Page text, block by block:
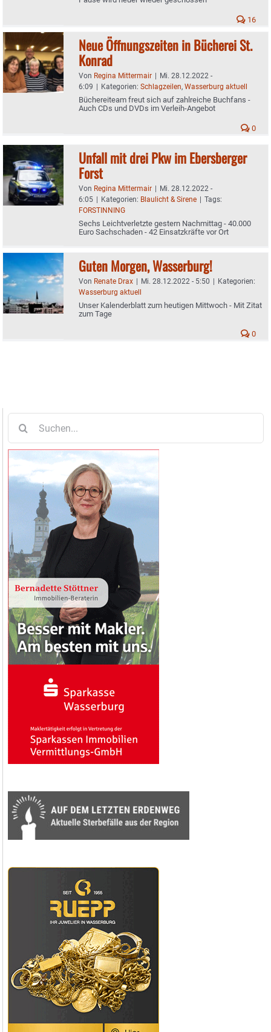
16
Neue Öffnungszeiten in Bücherei St.
Konrad
Von Regina Mittermair | Mi. 28.12.2022 -
6:09 | Kategorien: Schlagzeilen, Wasserburg aktuell
Büchereiteam freut sich auf zahlreiche Buchfans -
Auch CDs und DVDs im Verleih-Angebot
0
Unfall mit drei Pkw im Ebersberger
Forst
Von Regina Mittermair | Mi. 28.12.2022 -
6:05 | Kategorien: Blaulicht & Sirene | Tags:
FORSTINNING
Sechs Leichtverletzte gestern Nachmittag - 40.000
Euro Sachschaden - 42 Einsatzkräfte vor Ort
Guten Morgen, Wasserburg!
Von Renate Drax | Mi. 28.12.2022 - 5:50 | Kategorien:
Wasserburg aktuell
Unser Kalenderblatt zum heutigen Mittwoch - Mit Zitat
zum Tage
0
nach: